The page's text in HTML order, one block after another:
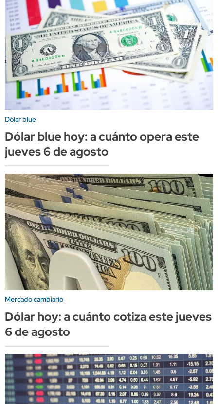
Dólar blue
Dólar blue hoy: a cuánto opera este
jueves 6 de agosto
Mercado cambiario
Dólar hoy: a cuánto cotiza este jueves
6 de agosto